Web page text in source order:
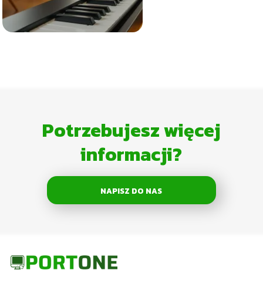
Potrzebujesz więcej
informacji?
NAPISZ DO NAS